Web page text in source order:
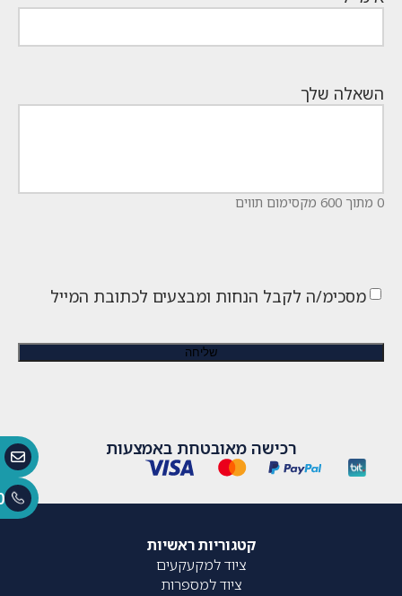
השאלה שלך
0 מתוך 600 מקסימום תווים
מסכימ/ה לקבל הנחות ומבצעים לכתובת המייל
רכישה מאובטחת באמצעות
קטגוריות ראשיות
ציוד למקעקעים
ציוד למספרות